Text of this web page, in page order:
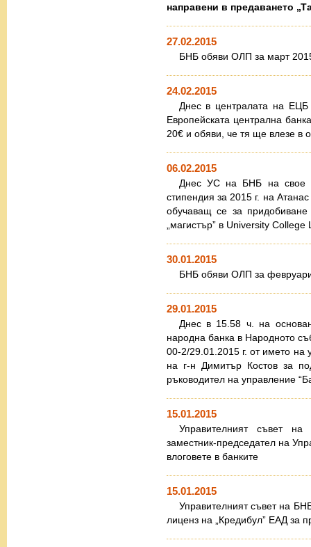
направени в предаването
27.02.2015
БНБ обяви ОЛП за март
24.02.2015
Днес в централата на
Европейската централна
20€ и обяви, че тя ще влезе в
06.02.2015
Днес УС на БНБ на свое
стипендия за 2015 г. на
обучаващ се за придобиване
„магистър” в University College
30.01.2015
БНБ обяви ОЛП за
29.01.2015
Днес в 15.58 ч. на
народна банка в Народното
00-2/29.01.2015 г. от името на
на г-н Димитър Костов за
ръководител на управление
15.01.2015
Управителният съвет
заместник-председател на
влоговете в банките
15.01.2015
Управителният съвет на
лиценз на „Кредибул” ЕАД за